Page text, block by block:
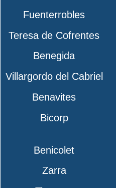
Fuenterrobles
Teresa de Cofrentes
Benegida
Villargordo del Cabriel
Benavites
Bicorp
Benicolet
Zarra